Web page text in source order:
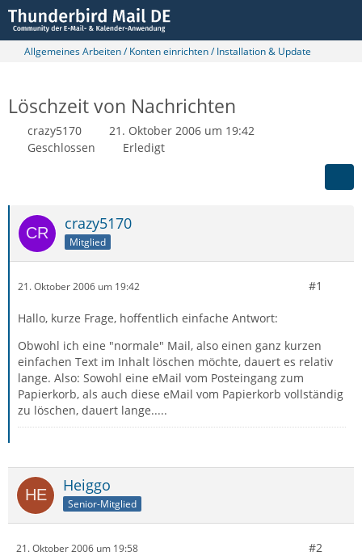
Allgemeines Arbeiten / Konten einrichten / Installation & Update
Löschzeit von Nachrichten
crazy5170
21. Oktober 2006 um 19:42
Geschlossen
Erledigt
crazy5170
Mitglied
21. Oktober 2006 um 19:42 #1
Hallo, kurze Frage, hoffentlich einfache Antwort:
Obwohl ich eine "normale" Mail, also einen ganz kurzen
einfachen Text im Inhalt löschen möchte, dauert es relativ
lange. Also: Sowohl eine eMail vom Posteingang zum
Papierkorb, als auch diese eMail vom Papierkorb vollständig
zu löschen, dauert lange.....
Heiggo
Senior-Mitglied
21. Oktober 2006 um 19:58 #2